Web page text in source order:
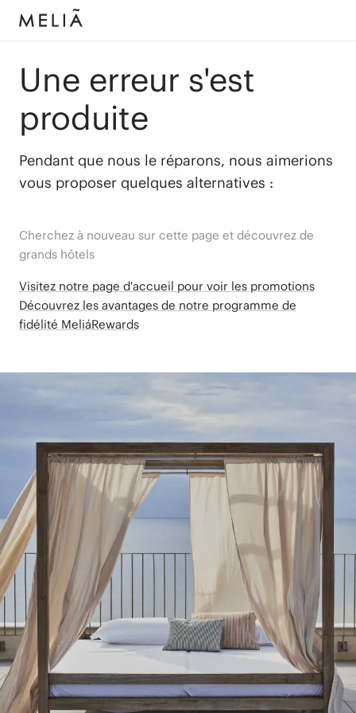
Une erreur s'est
produite
Pendant que nous le réparons, nous aimerions
vous proposer quelques alternatives :
Cherchez à nouveau sur cette page et découvrez de
grands hôtels
Visitez notre page d'accueil pour voir les promotions
Découvrez les avantages de notre programme de
fidélité MeliáRewards